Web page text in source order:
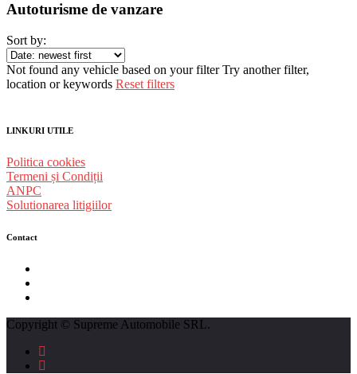
Autoturisme de vanzare
Sort by:
Not found any vehicle based on your filter Try another filter,
location or keywords Reset filters
LINKURI UTILE
Politica cookies
Termeni și Condiții
ANPC
Solutionarea litigiilor
Contact
Copyright © Supreme Automobile SRL.